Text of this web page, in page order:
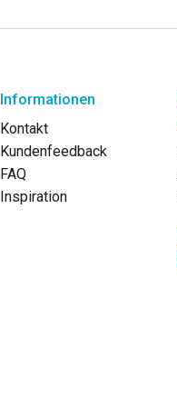
Informationen
Kontakt
Kundenfeedback
FAQ
Inspiration